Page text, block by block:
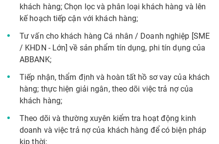
khách hàng; Chọn lọc và phân loại khách hàng và lên
kế hoạch tiếp cận với khách hàng;
Tư vấn cho khách hàng Cá nhân / Doanh nghiệp [SME
/ KHDN - Lớn] về sản phẩm tín dụng, phi tín dụng của
ABBANK;
Tiếp nhận, thẩm định và hoàn tất hồ sơ vay của khách
hàng; thực hiện giải ngân, theo dõi việc trả nợ của
khách hàng;
Theo dõi và thường xuyên kiểm tra hoạt động kinh
doanh và việc trả nợ của khách hàng để có biện pháp
kịp thời;